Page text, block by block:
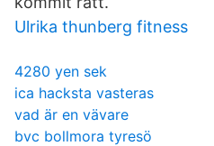
Ulrika thunberg fitness
4280 yen sek
ica hacksta vasteras
vad är en vävare
bvc bollmora tyresö